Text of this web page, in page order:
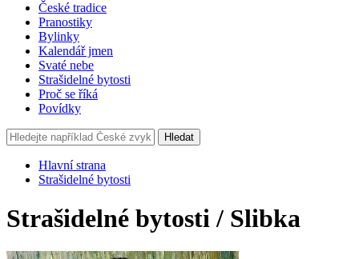
České tradice
Pranostiky
Bylinky
Kalendář jmen
Svaté nebe
Strašidelné bytosti
Proč se říká
Povídky
Hledat
Hlavní strana
Strašidelné bytosti
Strašidelné bytosti / Slibka